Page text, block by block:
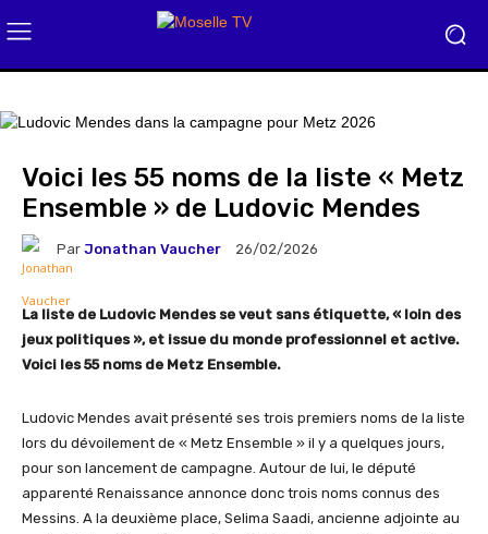
Voici les 55 noms de la liste « Metz
Ensemble » de Ludovic Mendes
Par Jonathan Vaucher 26/02/2026
La liste de Ludovic Mendes se veut sans étiquette, « loin des
jeux politiques », et issue du monde professionnel et active.
Voici les 55 noms de Metz Ensemble.
Ludovic Mendes avait présenté ses trois premiers noms de la liste
lors du dévoilement de « Metz Ensemble » il y a quelques jours,
pour son lancement de campagne. Autour de lui, le député
apparenté Renaissance annonce donc trois noms connus des
Messins. A la deuxième place, Selima Saadi, ancienne adjointe au